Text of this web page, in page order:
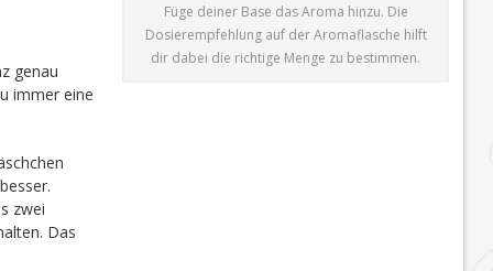
genau
immer eine
zwei
Das
Füge deiner Base das Aroma hinzu. Die
Dosierempfehlung auf der Aromaflasche hilft
dir dabei die richtige Menge zu bestimmen.